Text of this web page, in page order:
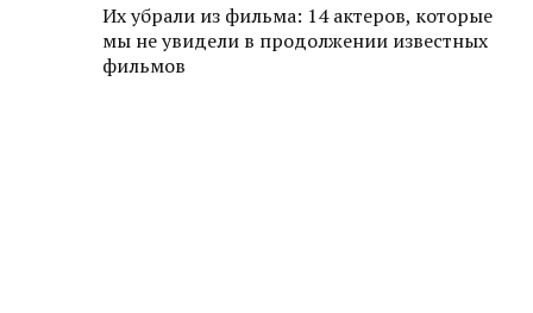
Их убрали из фильма: 14 актеров, которые
мы не увидели в продолжении известных
фильмов